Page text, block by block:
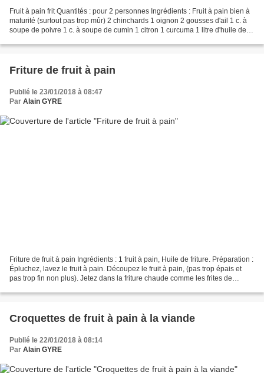
Fruit à pain frit Quantités : pour 2 personnes Ingrédients : Fruit à pain bien à
maturité (surtout pas trop mûr) 2 chinchards 1 oignon 2 gousses d'ail 1 c. à
soupe de poivre 1 c. à soupe de cumin 1 citron 1 curcuma 1 litre d'huile de
Friture de fruit à pain
Publié le 23/01/2018 à 08:47
Par Alain GYRE
Friture de fruit à pain Ingrédients : 1 fruit à pain, Huile de friture. Préparation :
Épluchez, lavez le fruit à pain. Découpez le fruit à pain, (pas trop épais et
pas trop fin non plus). Jetez dans la friture chaude comme les frites de
Croquettes de fruit à pain à la viande
Publié le 22/01/2018 à 08:14
Par Alain GYRE